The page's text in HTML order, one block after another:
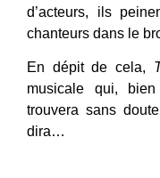
d’acteurs, ils
chanteurs dans le
En dépit de cela,
musicale qui,
trouvera sans
dira…